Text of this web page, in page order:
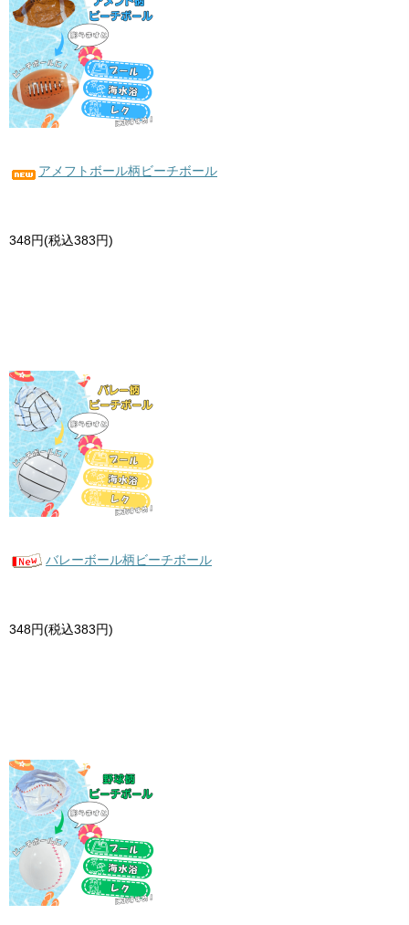
アメフトボール柄ビーチボール
348円(税込383円)
バレーボール柄ビーチボール
348円(税込383円)